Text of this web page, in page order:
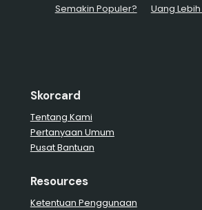
Semakin Populer?
Uang
Skorcard
Tentang Kami
Pertanyaan Umum
Pusat Bantuan
Resources
Ketentuan Penggunaan